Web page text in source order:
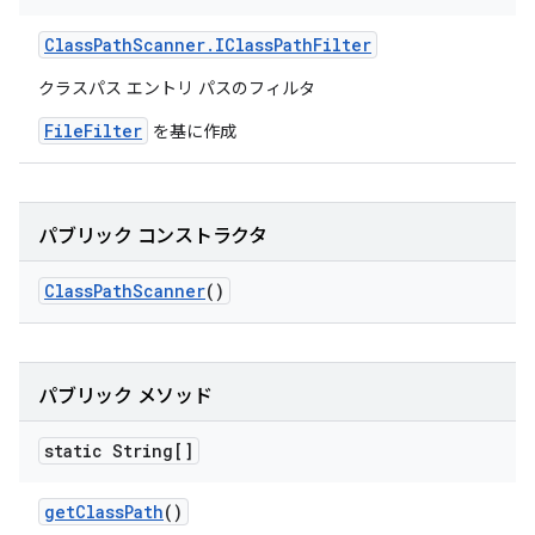
ClassPathScanner. IClassPathFilter
クラスパス エントリ パスのフィルタ
FileFilter を基に作成
パブリック コンストラクタ
ClassPathScanner()
パブリック メソッド
static String[]
getClassPath()